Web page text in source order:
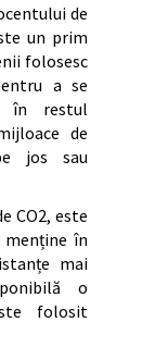
de
un prim
folosesc
a se
în restul
de
jos sau
CO2, este
în
mai
o
folosit